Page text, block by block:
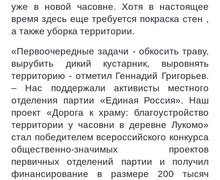
уже в новой часовне. Хотя в настоящее
время здесь еще требуется покраска стен ,
а также уборка территории.
«Первоочередные задачи - обкосить траву,
вырубить дикий кустарник, выровнять
территорию - отметил Геннадий Григорьев.
– Нас поддержали активисты местного
отделения партии «Единая Россия». Наш
проект «Дорога к храму: благоустройство
территории у часовни в деревне Лукомо»
стал победителем всероссийского конкурса
общественно-значимых проектов
первичных отделений партии и получил
финансирование в размере 200 тысяч